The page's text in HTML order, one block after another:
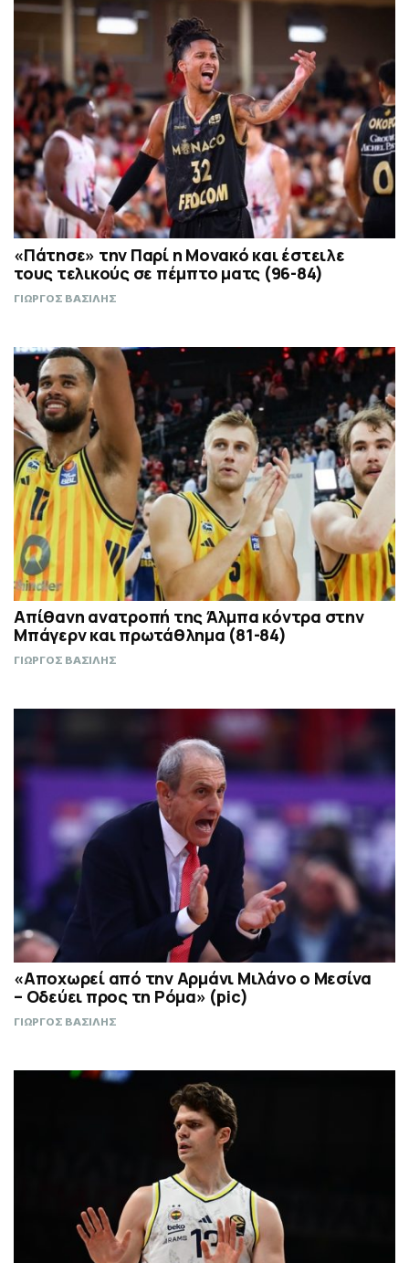
«Πάτησε» την Παρί η Μονακό και έστειλε
τους τελικούς σε πέμπτο ματς (96-84)
ΓΙΩΡΓΟΣ ΒΑΣΙΛΗΣ
Απίθανη ανατροπή της Άλμπα κόντρα στην
Μπάγερν και πρωτάθλημα (81-84)
ΓΙΩΡΓΟΣ ΒΑΣΙΛΗΣ
«Αποχωρεί από την Αρμάνι Μιλάνο ο Μεσίνα
– Οδεύει προς τη Ρόμα» (pic)
ΓΙΩΡΓΟΣ ΒΑΣΙΛΗΣ